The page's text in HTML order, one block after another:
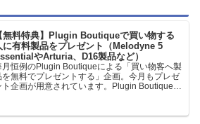
無料特典】Plugin Boutiqueで買い物する
に有料製品をプレゼント（Melodyne 5
やArturia、D16製品など）
月恒例のPlugin Boutiqueによる「買い物客へ製
を無料でプレゼントする」企画。今月もプレゼ
ト企画が用意されています。Plugin Boutiqueで
す。＊無料配布終了予定日：日本時間：